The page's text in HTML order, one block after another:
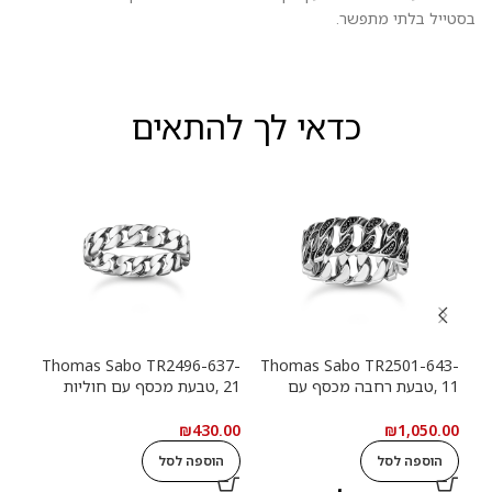
בסטייל בלתי מתפשר.
כדאי לך להתאים
Thomas Sabo TR2501-643-
11 ,טבעת רחבה מכסף עם
₪1,050.00
הוספה לסל
Thomas Sabo TR2496-637-
21 ,טבעת מכסף עם חוליות
₪430.00
הוספה לסל